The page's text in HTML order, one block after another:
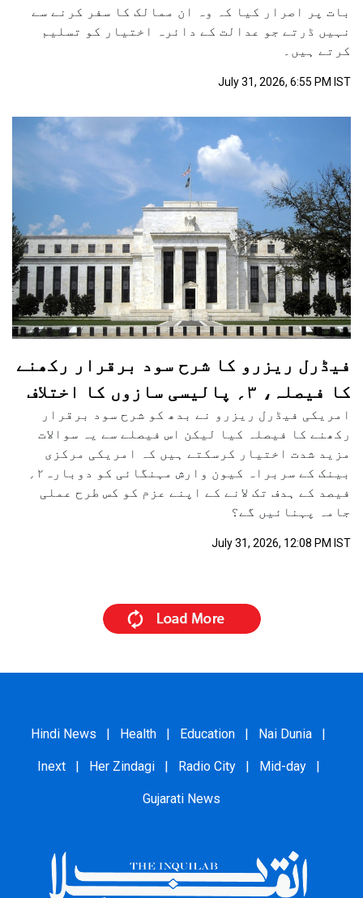
بات پر اصرار کیا کہ وہ ان ممالک کا سفر کرنے سے
نہیں ڈرتے جو عدالت کے دائرہ اختیار کو تسلیم
کرتے ہیں۔
July 31, 2026, 6:55 PM IST
فیڈرل ریزرو کا شرح سود برقرار رکھنے
کا فیصلہ، ۳؍ پالیسی سازوں کا اختلاف
امریکی فیڈرل ریزرو نے بدھ کو شرح سود برقرار
رکھنے کا فیصلہ کیا لیکن اس فیصلے سے یہ سوالات
مزید شدت اختیار کرسکتے ہیں کہ امریکی مرکزی
فیصد کے ہدف تک لانے کے اپنے عزم کو کس طرح عملی
جامہ پہنائیں گے؟
July 31, 2026, 12:08 PM IST
Hindi News Health Education Nai Dunia
Inext Her Zindagi Radio City Mid-day
Gujarati News